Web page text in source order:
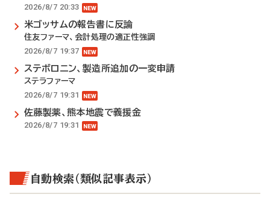
2026/8/7 20:33
米ゴッサムの報告書に反論
住友ファーマ、会計処理の適正性強調
2026/8/7 19:37
ステボロニン、製造所追加の一変申請
ステラファーマ
2026/8/7 19:31
佐藤製薬、熊本地震で義援金
2026/8/7 19:31
自動検索（類似記事表示）